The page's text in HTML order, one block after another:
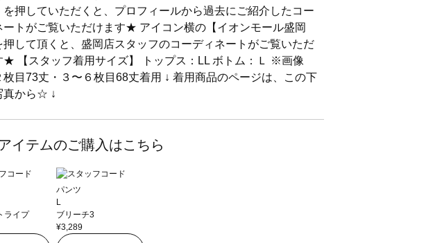
を押していただくと、プロフィールから過去にご紹介したコー
ートがご覧いただけます★ アイコン横の【イオンモール盛岡
押して頂くと、盛岡店スタッフのコーディネートがご覧いただ
★ 【スタッフ着用サイズ】 トップス：LL ボトム：Ｌ ※画像
枚目73丈・３〜６枚目68丈着用 ↓ 着用商品のページは、この下
真から☆ ↓
イテムのご購入はこちら
ライプ
パンツ
L
ブリーチ3
¥3,289